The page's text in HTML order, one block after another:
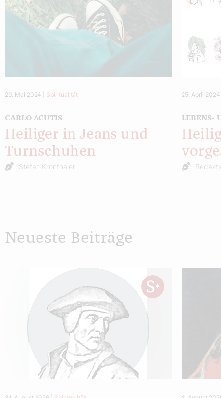
29. Mai 2024 Spiritualität
CARLO ACUTIS
Heiliger in Jeans und
Turnschuhen
Stefan Kronthaler
25. April 2024
LEBENS-
Neueste Beiträge